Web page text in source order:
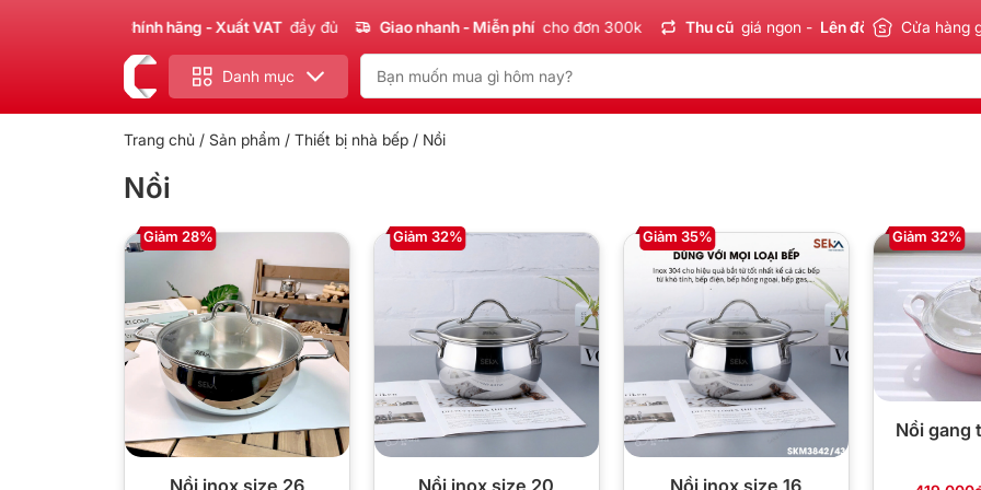
Chính hãng - Xuất VAT đầy đủ Giao nhanh - Miễn phí cho đơn 300k Thu cũ giá ngon - Lên đời tiết kiệmCửa hàng
Danh mục
Trang chủ / Sản phẩm / Thiết bị nhà bếp/ Nồi
Nồi
Giảm 28%
Nồi inox size 26
Giảm 32%
Nồi inox size 20
Giảm 35%
Nồi inox size 16
Giảm 32%
Nồi gang